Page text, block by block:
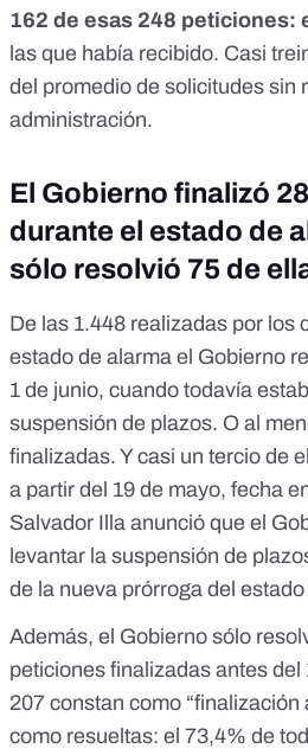
162 de esas 248 peticiones:
las que había recibido. Casi
del promedio de solicitudes sin
administración.
El Gobierno finalizó
durante el estado de
sólo resolvió 75 de
De las 1.448 realizadas por los
estado de alarma el Gobierno
1 de junio, cuando todavía
suspensión de plazos. O al
finalizadas. Y casi un tercio de
a partir del 19 de mayo, fecha
Salvador Illa anunció que el
levantar la suspensión de
de la nueva prórroga del
Además, el Gobierno sólo
peticiones finalizadas antes del
207 constan como “finalización
como resueltas: el 73,4% de